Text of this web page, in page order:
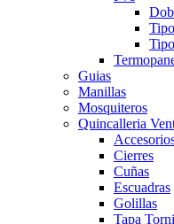
Guias
Manillas
Mosquiteros
Quincalleria
Cierres
Cuñas
Escuadras
Golillas
Tapa